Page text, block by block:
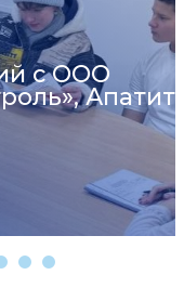
Апатиты —